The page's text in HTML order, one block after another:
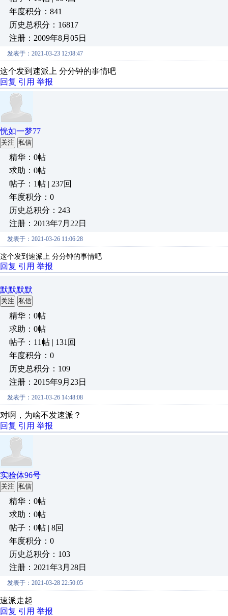
年度积分：841
历史总积分：16817
注册：2009年8月05日
发表于：2021-03-23 12:08:47
这个发到速派上 分分钟的事情吧
回复 引用 举报
恍如一梦77
关注 私信
精华：0帖
求助：0帖
帖子：1帖 | 237回
年度积分：0
历史总积分：243
注册：2013年7月22日
发表于：2021-03-26 11:06:28
这个发到速派上 分分钟的事情吧
回复 引用 举报
默默默默
关注 私信
精华：0帖
求助：0帖
帖子：11帖 | 131回
年度积分：0
历史总积分：109
注册：2015年9月23日
发表于：2021-03-26 14:48:08
对啊，为啥不发速派？
回复 引用 举报
实验体96号
关注 私信
精华：0帖
求助：0帖
帖子：0帖 | 8回
年度积分：0
历史总积分：103
注册：2021年3月28日
发表于：2021-03-28 22:50:05
速派走起
回复 引用 举报